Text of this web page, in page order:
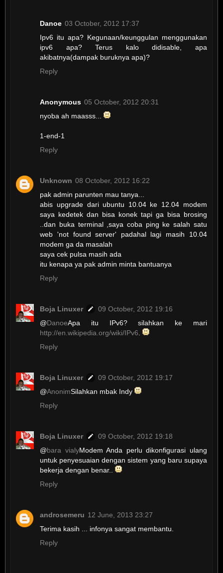
Danoe 03 October, 2012 17:37
Ipv6 itu apa? Kegunaan/keunggulan menggunakan
ipv6 apa? Terus kalo didisable, apa
akibatnya(dampak buruknya apa)?
Reply
Anonymous 05 October, 2012 20:31
nyoba ah maasss...
1-end-1
Reply
Unknown 08 October, 2012 16:22
pak admin parunten mau tanya...
abis upgrade dari ubuntu 10.04 ke 12.04 modem
saya kedetek dan bisa konek tapi ga bisa brosing
..dan buka terminal ,saya coba ping ke salah satu
web 'not found server' padahal lagi masih 10.04
modem ga da masalah
saya cek pulsa masih ada
itu kenapa ya pak admin minta bantuanya
Reply
Boja Linuxer
09 October, 2012 19:16
@DanoeApa itu IPv6? silahkan ke mari
http://en.wikipedia.org/wiki/IPv6 .
Reply
Boja Linuxer
09 October, 2012 19:17
@AnonimSilahkan mbak Indy
Reply
Boja Linuxer
09 October, 2012 19:18
@bara vialyModem Anda perlu dikonfigurasi ulang
untuk penyesuaian dengan sistem yang baru supaya
bekerja dengan benar..
Reply
androsemeru 12 June, 2013 23:27
Terima kasih ... infonya sangat membantu.
Reply